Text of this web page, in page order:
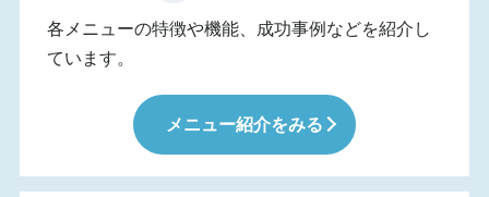
各メニューの特徴や機能、成功事例などを紹介し
ています。
メニュー紹介をみる